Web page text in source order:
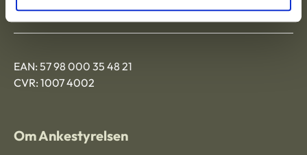
Ankestyrelsen København
EAN: 57 98 000 35 48 21
CVR: 1007 4002
Om Ankestyrelsen